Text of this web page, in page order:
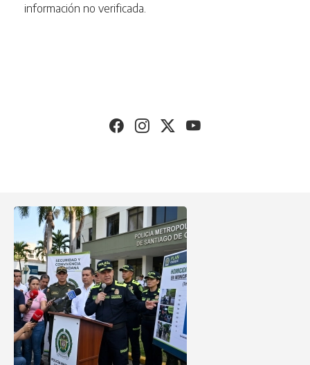
información no verificada.